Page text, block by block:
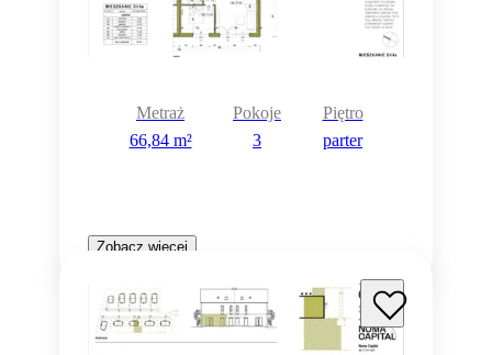
Metraż
66,84 m²
Pokoje
3
Piętro
parter
Zobacz więcej